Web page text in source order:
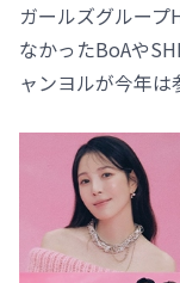
ガールズグルー
なかったBoAや
ャンヨルが今年は